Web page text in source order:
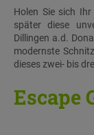
Holen Sie sich
später diese
Dillingen a.d.
modernste
dieses zwei- bis
Escape